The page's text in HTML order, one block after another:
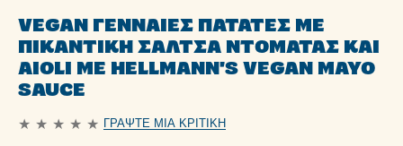
VEGAN ΓΕΝΝΑΊΕΣ ΠΑΤΆΤΕΣ ΜΕ
ΠΙΚΆΝΤΙΚΗ ΣΆΛΤΣΑ ΝΤΟΜΆΤΑΣ ΚΑΙ
AIOLI ΜΕ HELLMANN'S VEGAN MAYO
SAUCE
Δεν
ΓΡΆΨΤΕ ΜΙΑ ΚΡΙΤΙΚΉ